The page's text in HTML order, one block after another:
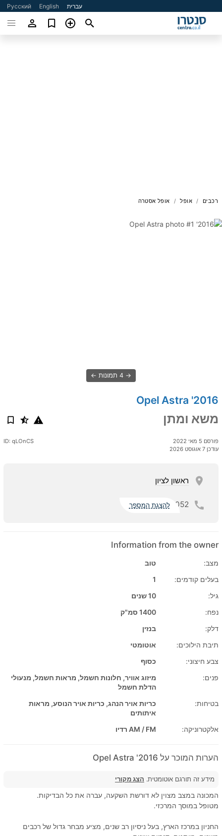
עברית English
Русский
רכבים אופל אופל אסטרה
4 תמונות
2016' Opel Astra
משא ומתן
פורסם 5 מאי 2022
עודכן 7 אוגוסט 2026
ID: qLOnCS
ראשון לציון
052 להצגת המספר
Information from the owner
מצב:
טוב
בעלים קודמים:
1
גיל:
10 שנים
נפח:
1400 סמ"ק
דלק:
בנזין
תיבת הילוכים:
אוטומטי
צבע חיצוני:
כסוף
פנים:
מיזוג אוויר, חלונות חשמל, מראות חשמל, מנעולי
הדלת חשמל
בטיחות:
כריות אויר הנהג, כריות אויר הנוסע, מראות
איתותים
אלקטרוניקה:
AM / FM רדיו
הערות המוכר על 2016' Opel Astra
מידע זה תורגם אוטומטית. הצג מקורי
המכונה במצב מצוין לא דורשת השקעה, עברה את כל הבדיקות.
מטופל במוסך המרכזי.
החניון במרכז הארץ, בעל ניסיון רב שנים, מציע מבחר גדול של רכבים